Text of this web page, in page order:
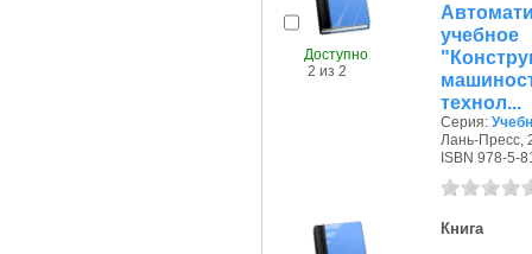
Доступно
2 из 2
технол...
Серия:
Лань-Пресс,
ISBN 978-5-
Книга